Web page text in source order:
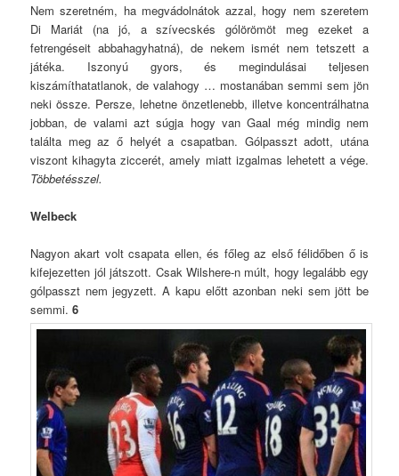
Nem szeretném, ha megvádolnátok azzal, hogy nem szeretem
Di Mariát (na jó, a szívecskés gólörömöt meg ezeket a
fetrengéseit abbahagyhatná), de nekem ismét nem tetszett a
játéka. Iszonyú gyors, és megindulásai teljesen
kiszámíthatatlanok, de valahogy … mostanában semmi sem jön
neki össze. Persze, lehetne önzetlenebb, illetve koncentrálhatna
jobban, de valami azt súgja hogy van Gaal még mindig nem
találta meg az ő helyét a csapatban. Gólpasszt adott, utána
viszont kihagyta ziccerét, amely miatt izgalmas lehetett a vége.
Többetésszel.
Welbeck
Nagyon akart volt csapata ellen, és főleg az első félidőben ő is
kifejezetten jól játszott. Csak Wilshere-n múlt, hogy legalább egy
gólpasszt nem jegyzett. A kapu előtt azonban neki sem jött be
semmi.6